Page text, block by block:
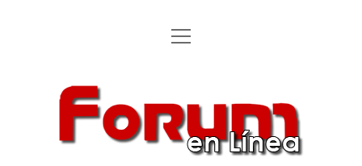
Inicio
Aportaciones
Forum en Línea
Abrir
Forum
en